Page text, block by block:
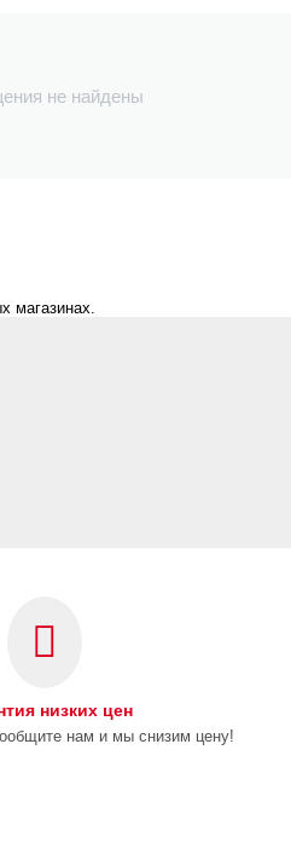
не найдены
магазинах.
низких цен
нам и мы снизим цену!